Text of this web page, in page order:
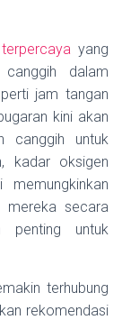
yang
dalam
jam tangan
kini akan
canggih untuk
kadar oksigen
mereka secara
penting untuk
terhubung
rekomendasi